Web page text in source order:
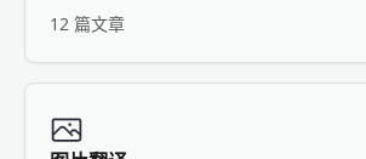
12 篇文章